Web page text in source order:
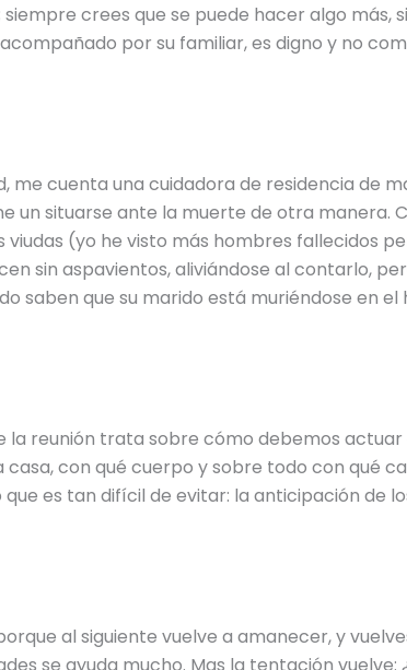
siempre crees que se puede hacer algo
por su familiar, es digno y no
me cuenta una cuidadora de residencia de
un situarse ante la muerte de otra manera.
viudas (yo he visto más hombres fallecidos
sin aspavientos, aliviándose al contarlo,
saben que su marido está muriéndose en
la reunión trata sobre cómo debemos
casa, con qué cuerpo y sobre todo con qué
es tan difícil de evitar: la anticipación de
al siguiente vuelve a amanecer, y